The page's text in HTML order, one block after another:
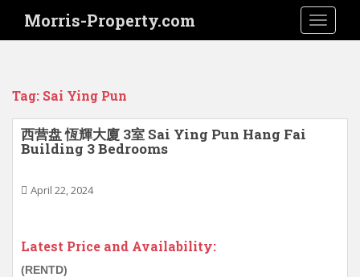
i
Morris-Property.com
Tag: Sai Ying Pun
西营盘 恆輝大廈 3室 Sai Ying Pun Hang Fai
Building 3 Bedrooms
April 22, 2024
Latest Price and Availability:
(RENTD)